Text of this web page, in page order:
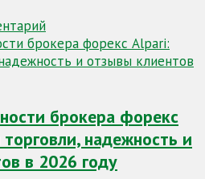
брокера форекс
надежность и
в 2026 году